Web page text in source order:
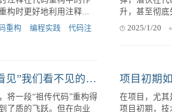
经理 系统重构
向上管
2025/1/20
复
，它旨在改善现有代码
为代码的一部分，在重
注释在代码重构中的作
重构与技术债务
世界里，我们
弹，潜伏在